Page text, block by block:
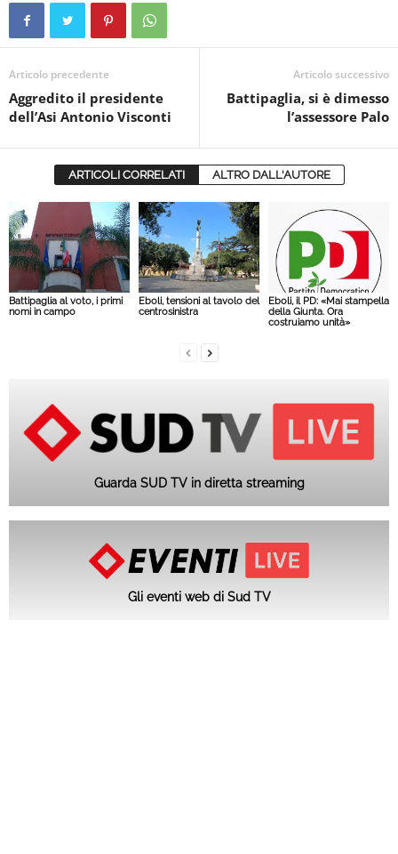
Articolo precedente
Aggredito il presidente
dell’Asi Antonio Visconti
Articolo successivo
Battipaglia, si è dimesso
l’assessore Palo
ARTICOLI CORRELATI ALTRO DALL'AUTORE
Battipaglia al voto, i primi
nomi in campo
Eboli, tensioni al tavolo del
centrosinistra
Eboli, il PD: «Mai stampella
della Giunta. Ora
costruiamo unità»
Guarda SUD TV in diretta streaming
Gli eventi web di Sud TV